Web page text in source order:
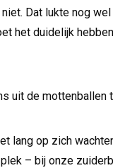
Dat lukte nog
het duidelijk
uit de mottenballen
lang op zich
– bij onze